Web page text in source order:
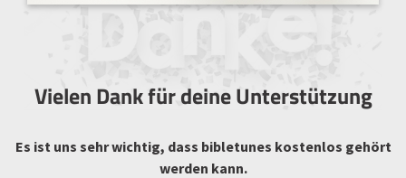
Vielen Dank für deine Unterstützung
Es ist uns sehr wichtig, dass bibletunes kostenlos gehört
werden kann.